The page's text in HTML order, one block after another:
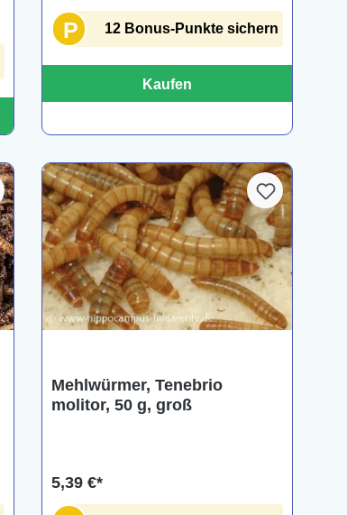
P 12 Bonus-Punkte sichern
Kaufen
Mehlwürmer, Tenebrio
molitor, 50 g, groß
5,39 €*